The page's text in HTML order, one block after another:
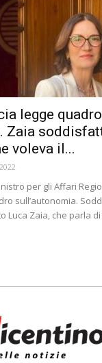
legge quadro
Zaia
voleva il...
per gli Affari
sull’autonomia.
Luca Zaia, che parla di